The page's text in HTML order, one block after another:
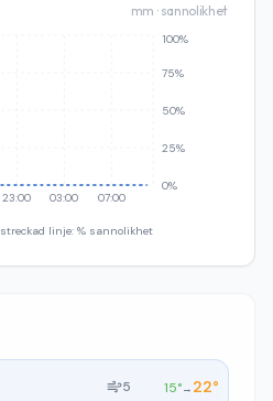
mm · sannolikhet
23:00 03:00 07:00
0%
25%
50%
75%
100%
linje: % sannolikhet
5 15°→ 22°